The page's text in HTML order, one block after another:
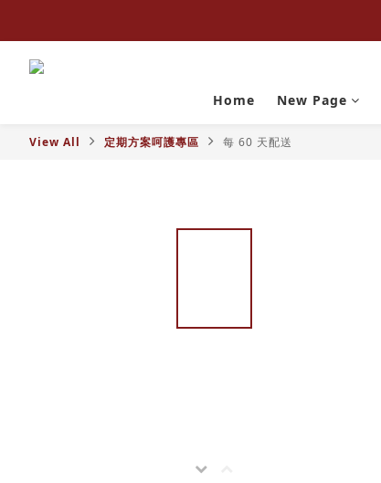
Home
New Page
View All 定期方案呵護專區 每 60 天配送